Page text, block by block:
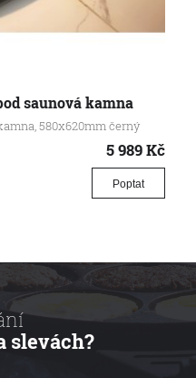
saunová kamna
580x620mm černý
5 989Kč
Poptat
slevách?